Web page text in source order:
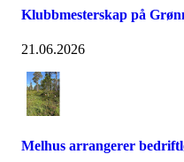
Klubbmesterskap på
21.06.2026
Melhus arrangerer